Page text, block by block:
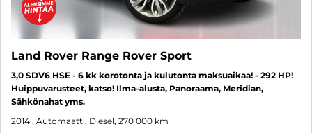
Land Rover Range Rover Sport
3,0 SDV6 HSE - 6 kk korotonta ja kulutonta maksuaikaa! - 292 HP!
Huippuvarusteet, katso! Ilma-alusta, Panoraama, Meridian,
Sähkönahat yms.
2014 , Automaatti, Diesel, 270 000 km